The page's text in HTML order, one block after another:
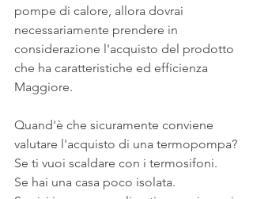
pompe di calore, allora dovrai
necessariamente prendere in
considerazione l'acquisto del prodotto
che ha caratteristiche ed efficienza
Maggiore.
Quand'è che sicuramente conviene
valutare l'acquisto di una termopompa?
Se ti vuoi scaldare con i termosifoni.
Se hai una casa poco isolata.